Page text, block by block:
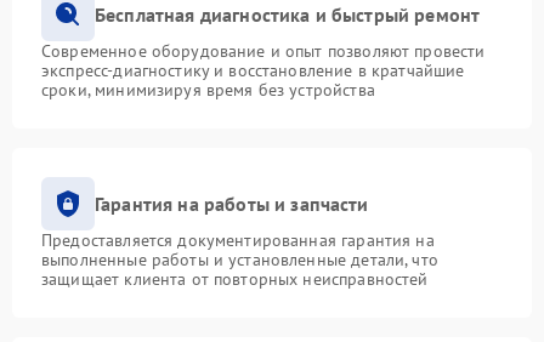
Бесплатная диагностика и быстрый ремонт
Современное оборудование и опыт позволяют провести
экспресс-диагностику и восстановление в кратчайшие
сроки, минимизируя время без устройства
Гарантия на работы и запчасти
Предоставляется документированная гарантия на
выполненные работы и установленные детали, что
защищает клиента от повторных неисправностей